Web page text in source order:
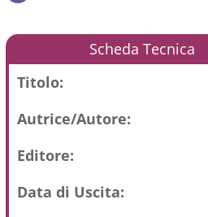
Scheda Tecnica
Titolo:
Autrice/Autore:
Editore:
Data di Uscita: